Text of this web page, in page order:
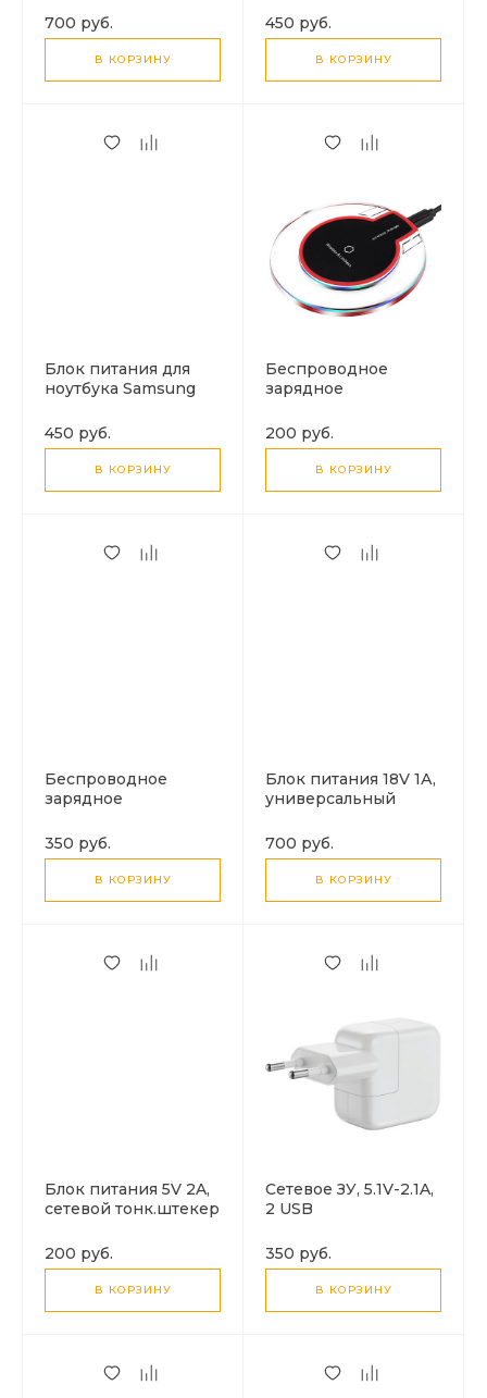
700 руб.
В КОРЗИНУ
450 руб.
В КОРЗИНУ
Блок питания для
ноутбука Samsung
450 руб.
В КОРЗИНУ
Беспроводное
зарядное
charger, черный
200 руб.
В КОРЗИНУ
Беспроводное
зарядное
NG930, черный
350 руб.
В КОРЗИНУ
Блок питания 18V 1А,
универсальный
700 руб.
В КОРЗИНУ
Блок питания 5V 2A,
сетевой тонк.штекер
200 руб.
В КОРЗИНУ
Сетевое ЗУ, 5.1V-2.1A,
2 USB
350 руб.
В КОРЗИНУ